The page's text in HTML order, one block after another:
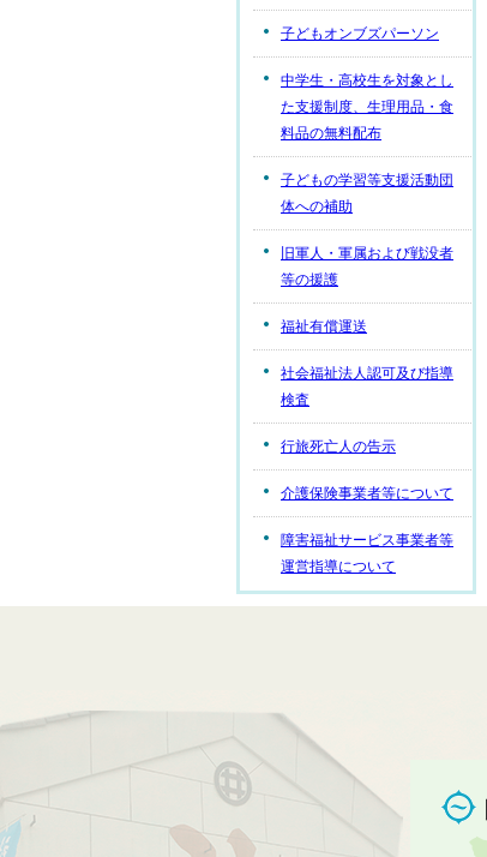
子どもオンブズパーソン
中学生・高校生を対象とし
た支援制度、生理用品・食
料品の無料配布
子どもの学習等支援活動団
体への補助
旧軍人・軍属および戦没者
等の援護
福祉有償運送
社会福祉法人認可及び指導
検査
行旅死亡人の告示
介護保険事業者等について
障害福祉サービス事業者等
運営指導について